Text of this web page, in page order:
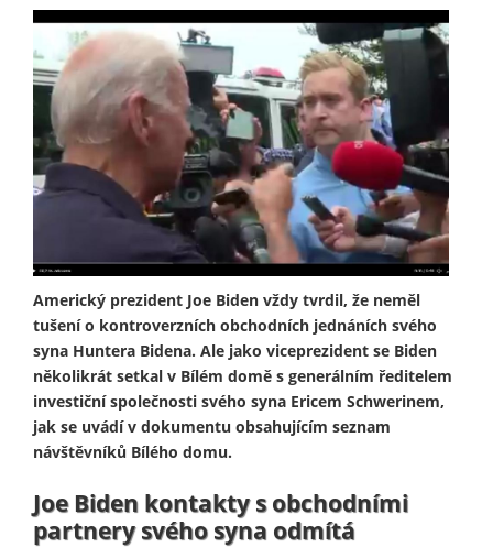
Americký prezident Joe Biden vždy tvrdil, že neměl
tušení o kontroverzních obchodních jednáních svého
syna Huntera Bidena. Ale jako viceprezident se Biden
několikrát setkal v Bílém domě s generálním ředitelem
investiční společnosti svého syna Ericem Schwerinem,
jak se uvádí v dokumentu obsahujícím seznam
návštěvníků Bílého domu.
Joe Biden kontakty s obchodními
partnery svého syna odmítá